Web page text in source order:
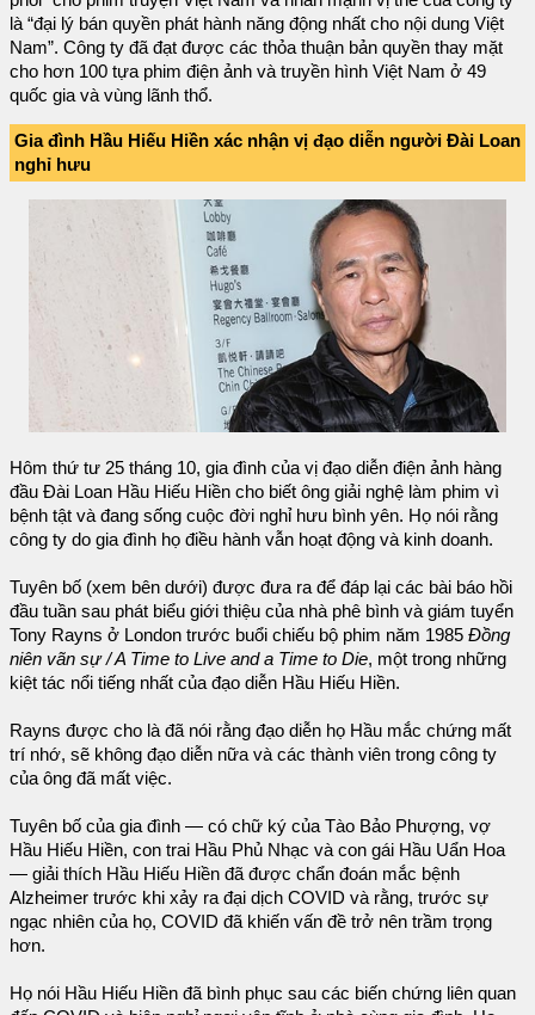
là “đại lý bán quyền phát hành năng động nhất cho nội dung Việt
Nam”. Công ty đã đạt được các thỏa thuận bản quyền thay mặt
cho hơn 100 tựa phim điện ảnh và truyền hình Việt Nam ở 49
quốc gia và vùng lãnh thổ.
Gia đình Hầu Hiếu Hiền xác nhận vị đạo diễn người Đài Loan
nghỉ hưu
Hôm thứ tư 25 tháng 10, gia đình của vị đạo diễn điện ảnh hàng
đầu Đài Loan Hầu Hiếu Hiền cho biết ông giải nghệ làm phim vì
bệnh tật và đang sống cuộc đời nghỉ hưu bình yên. Họ nói rằng
công ty do gia đình họ điều hành vẫn hoạt động và kinh doanh.
Tuyên bố (xem bên dưới) được đưa ra để đáp lại các bài báo hồi
đầu tuần sau phát biểu giới thiệu của nhà phê bình và giám tuyển
Tony Rayns ở London trước buổi chiếu bộ phim năm 1985 Đồng
niên vãn sự / A Time to Live and a Time to Die, một trong những
kiệt tác nổi tiếng nhất của đạo diễn Hầu Hiếu Hiền.
Rayns được cho là đã nói rằng đạo diễn họ Hầu mắc chứng mất
trí nhớ, sẽ không đạo diễn nữa và các thành viên trong công ty
của ông đã mất việc.
Tuyên bố của gia đình — có chữ ký của Tào Bảo Phượng, vợ
Hầu Hiếu Hiền, con trai Hầu Phủ Nhạc và con gái Hầu Uẩn Hoa
— giải thích Hầu Hiếu Hiền đã được chẩn đoán mắc bệnh
Alzheimer trước khi xảy ra đại dịch COVID và rằng, trước sự
ngạc nhiên của họ, COVID đã khiến vấn đề trở nên trầm trọng
hơn.
Họ nói Hầu Hiếu Hiền đã bình phục sau các biến chứng liên quan